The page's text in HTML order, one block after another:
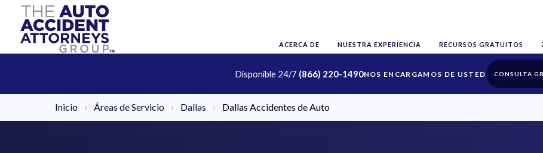
ACERCA DE NUESTRA EXPERIENCIA RECURSOS GRATUITOS
Disponible 24/7 (866) 220-1490 CONSULTA
Inicio › Áreas de Servicio › Dallas › Dallas Accidentes de Auto